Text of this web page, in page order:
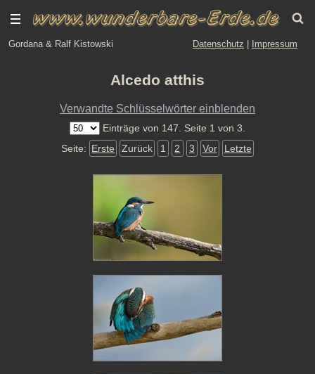
Gordana & Ralf Kistowski Datenschutz Impressum
Alcedo atthis
Verwandte Schlüsselwörter einblenden
Einträge von 147. Seite 1 von 3.
Seite: Erste Zurück 1 2 3 Vor Letzte